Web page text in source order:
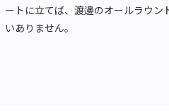
ートに立てば、渡邊のオールラウ
いありません。